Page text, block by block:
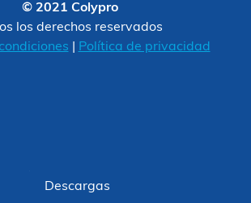
© 2021 Colypro
los derechos reservados
Política de privacidad
Descargas